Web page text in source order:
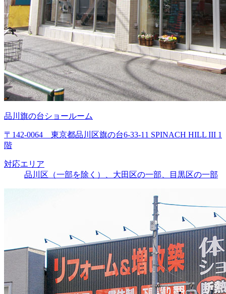
品川旗の台ショールーム
〒142-0064 東京都品川区旗の台6-33-11 SPINACH HILL III 1
階
対応エリア
品川区（一部を除く）、大田区の一部、目黒区の一部